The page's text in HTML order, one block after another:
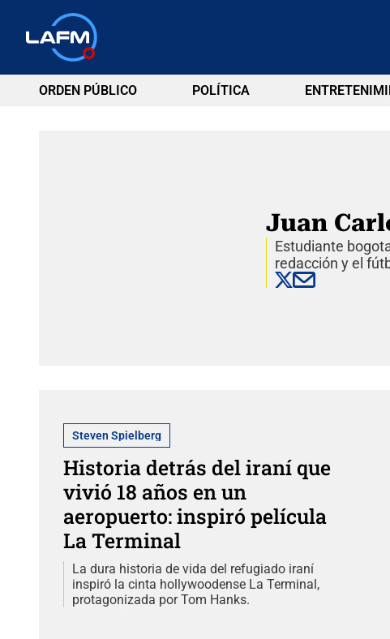
ORDEN PÚBLICO POLÍTICA
Juan
Estudiante
redacción y el
Steven Spielberg
Historia detrás del iraní que
vivió 18 años en un
aeropuerto: inspiró película
La Terminal
La dura historia de vida del refugiado iraní
inspiró la cinta hollywoodense La Terminal,
protagonizada por Tom Hanks.